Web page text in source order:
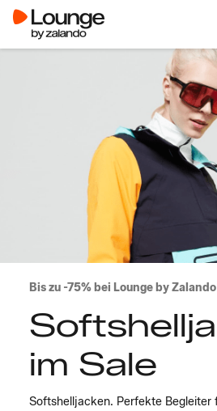
Bis zu -75% bei Lounge by Zalando
im Sale
Softshelljacken. Perfekte Begleiter